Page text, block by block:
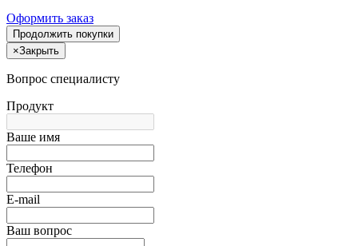
Оформить заказ
Продолжить покупки
×Закрыть
Вопрос специалисту
Продукт
Ваше имя
Телефон
E-mail
Ваш вопрос